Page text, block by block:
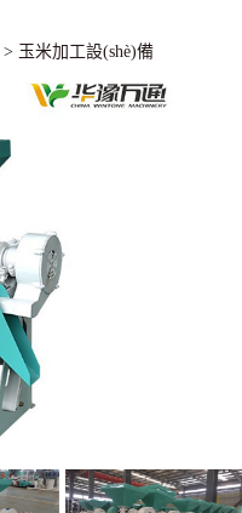
> 玉米加工設(shè)備